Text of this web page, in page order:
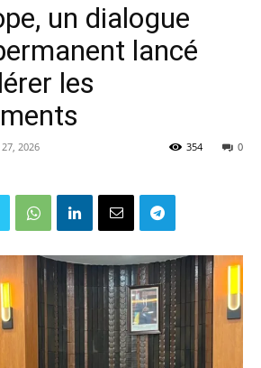
un dialogue
lancé
les
2026 0
354